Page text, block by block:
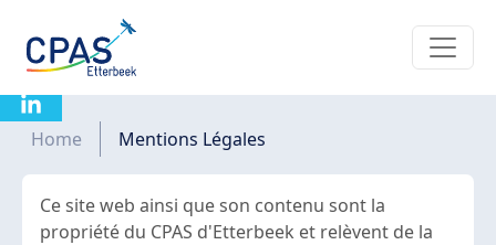
Mentions légales
Fil d'Ariane
Home Mentions Légales
Ce site web ainsi que son contenu sont la
propriété du CPAS d'Etterbeek et relèvent de la